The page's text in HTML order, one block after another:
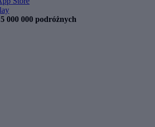
5 000 000 podróżnych